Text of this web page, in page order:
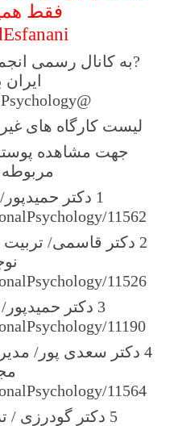
فقط
?به کانال رسمی
ایران
@IranEducationalPsychology
لیست کارگاه های
جهت مشاهده
مربوطه
1 دکتر حمیدپور/ طرحواره درمانی
11562
2 دکتر قاسمی/
11526
3 دکتر حمیدپور/ اختلالات شخصیت
11190
4 دکتر سعدی پور/
11564
5 دکتر گودرزی / تربیت درمانگر کودک